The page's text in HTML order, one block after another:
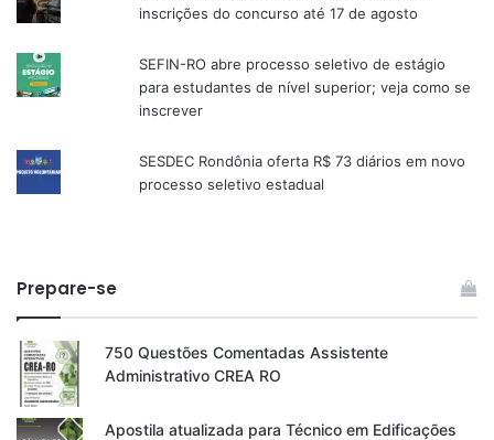
inscrições do concurso até 17 de agosto
SEFIN-RO abre processo seletivo de estágio
para estudantes de nível superior; veja como se
inscrever
SESDEC Rondônia oferta R$ 73 diários em novo
processo seletivo estadual
Prepare-se
750 Questões Comentadas Assistente
Administrativo CREA RO
Apostila atualizada para Técnico em Edificações